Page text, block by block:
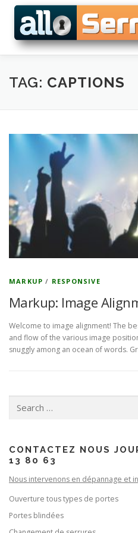
Skip to content
SERRURIER BIOT
TAG: CAPTIONS
MARKUP / RESPONSIVE
Markup: Image
Welcome to image alignment! The
and flow of the various image
snuggly among an ocean of words.
CONTACTEZ NOUS
13 80 63
Nous intervenons en dépannage et
Ouverture tous types de portes
Portes blindées